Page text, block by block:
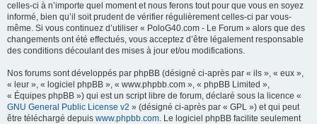
celles-ci à n’importe quel moment et nous ferons tout pour que vous en soyez
informé, bien qu’il soit prudent de vérifier régulièrement celles-ci par vous-
même. Si vous continuez d’utiliser « PoloG40.com - Le Forum » alors que des
changements ont été effectués, vous acceptez d’être légalement responsable
des conditions découlant des mises à jour et/ou modifications.
Nos forums sont développés par phpBB (désigné ci-après par « ils », « eux »,
« leur », « logiciel phpBB », « www.phpbb.com », « phpBB Limited »,
« Équipes phpBB ») qui est un script libre de forum, déclaré sous la licence «
GNU General Public License v2 » (désigné ci-après par « GPL ») et qui peut
être téléchargé depuis www.phpbb.com. Le logiciel phpBB facilite seulement